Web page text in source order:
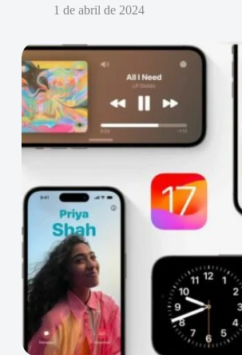
1 de abril de 2024